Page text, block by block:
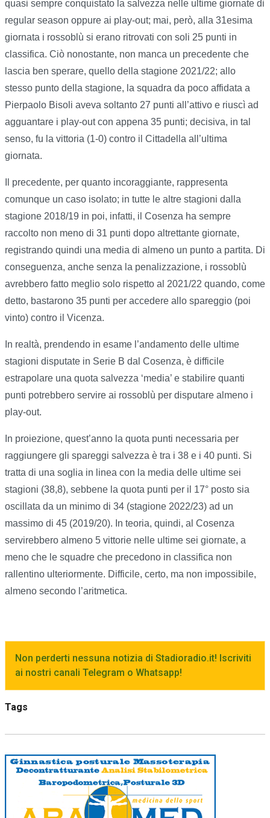
quasi sempre conquistato la salvezza nelle ultime giornate di
regular season oppure ai play-out; mai, però, alla 31esima
giornata i rossoblù si erano ritrovati con soli 25 punti in
classifica. Ciò nonostante, non manca un precedente che
lascia ben sperare, quello della stagione 2021/22; allo
stesso punto della stagione, la squadra da poco affidata a
Pierpaolo Bisoli aveva soltanto 27 punti all’attivo e riuscì ad
agguantare i play-out con appena 35 punti; decisiva, in tal
senso, fu la vittoria (1-0) contro il Cittadella all’ultima
giornata.
Il precedente, per quanto incoraggiante, rappresenta
comunque un caso isolato; in tutte le altre stagioni dalla
stagione 2018/19 in poi, infatti, il Cosenza ha sempre
raccolto non meno di 31 punti dopo altrettante giornate,
registrando quindi una media di almeno un punto a partita. Di
conseguenza, anche senza la penalizzazione, i rossoblù
avrebbero fatto meglio solo rispetto al 2021/22 quando, come
detto, bastarono 35 punti per accedere allo spareggio (poi
vinto) contro il Vicenza.
In realtà, prendendo in esame l’andamento delle ultime
stagioni disputate in Serie B dal Cosenza, è difficile
estrapolare una quota salvezza ‘media’ e stabilire quanti
punti potrebbero servire ai rossoblù per disputare almeno i
play-out.
In proiezione, quest’anno la quota punti necessaria per
raggiungere gli spareggi salvezza è tra i 38 e i 40 punti. Si
tratta di una soglia in linea con la media delle ultime sei
stagioni (38,8), sebbene la quota punti per il 17° posto sia
oscillata da un minimo di 34 (stagione 2022/23) ad un
massimo di 45 (2019/20). In teoria, quindi, al Cosenza
servirebbero almeno 5 vittorie nelle ultime sei giornate, a
meno che le squadre che precedono in classifica non
rallentino ulteriormente. Difficile, certo, ma non impossibile,
almeno secondo l’aritmetica.
Non perderti nessuna notizia di Stadioradio.it! Iscriviti
ai nostri canali Telegram o Whatsapp!
Tags